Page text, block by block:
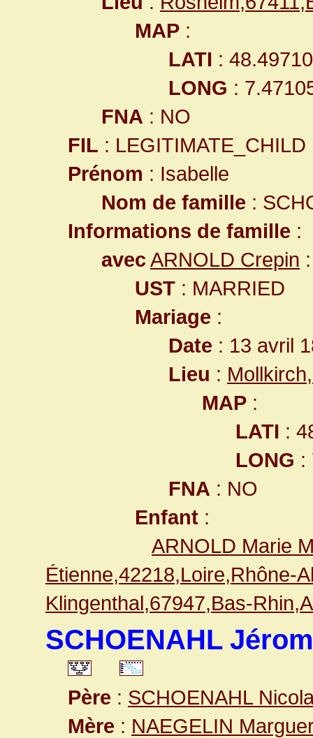
MAP :
LATI :
LONG :
FNA : NO
FIL : LEGITIMATE_CHILD
Prénom : Isabelle
Nom de famille :
Informations de famille :
avecARNOLD Crepin :
UST : MARRIED
Mariage :
Date : 13 avril
Lieu :
MAP :
LATI :
LONG :
FNA : NO
Enfant :
ARNOLD Marie
Étienne,42218,Loire,Rhône-
Klingenthal,67947,Bas-
SCHOENAHL
Père : SCHOENAHL
Mère : NAEGELIN